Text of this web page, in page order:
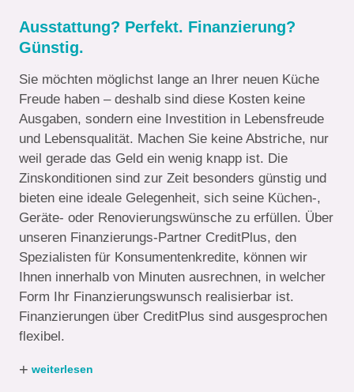
Ausstattung? Perfekt. Finanzierung?
Günstig.
Sie möchten möglichst lange an Ihrer neuen Küche
Freude haben – deshalb sind diese Kosten keine
Ausgaben, sondern eine Investition in Lebensfreude
und Lebensqualität. Machen Sie keine Abstriche, nur
weil gerade das Geld ein wenig knapp ist. Die
Zinskonditionen sind zur Zeit besonders günstig und
bieten eine ideale Gelegenheit, sich seine Küchen-,
Geräte- oder Renovierungswünsche zu erfüllen. Über
unseren Finanzierungs-Partner CreditPlus, den
Spezialisten für Konsumentenkredite, können wir
Ihnen innerhalb von Minuten ausrechnen, in welcher
Form Ihr Finanzierungswunsch realisierbar ist.
Finanzierungen über CreditPlus sind ausgesprochen
flexibel.
+ weiterlesen